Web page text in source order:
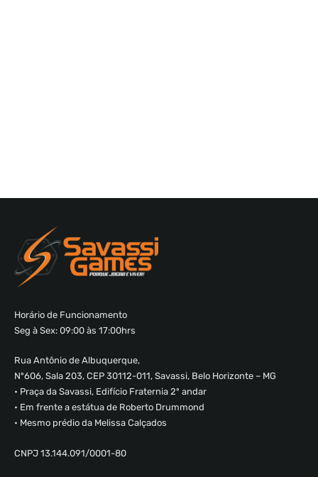
Horário de Funcionamento
Seg à Sex: 09:00 às 17:00hrs
Rua Antônio de Albuquerque,
Nº606, Sala 203, CEP 30112-011, Savassi, Belo Horizonte – MG
• Praça da Savassi, Edifício Fraternia 2º andar
• Em frente a estátua de Roberto Drummond
• Mesmo prédio da Melissa Calçados
CNPJ 13.144.091/0001-80